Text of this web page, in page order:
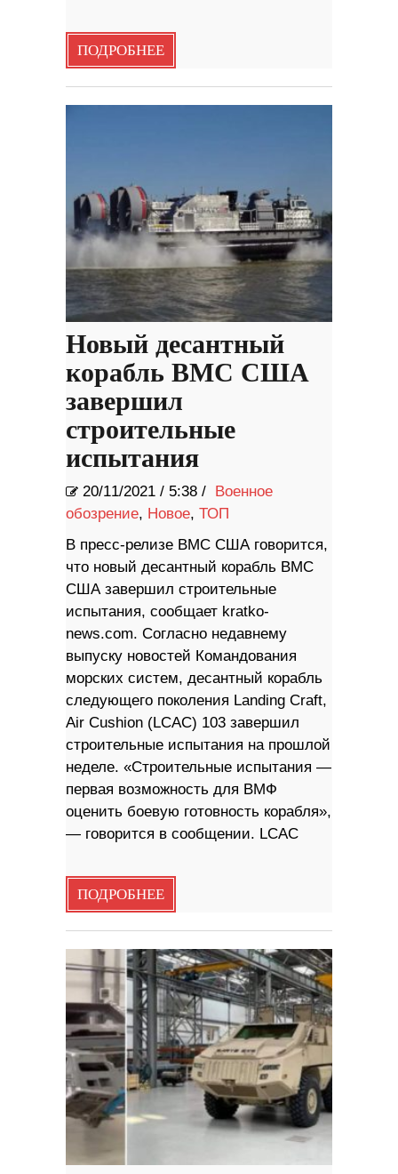
ПОДРОБНЕЕ
Новый десантный
корабль ВМС США
завершил
строительные
испытания
20/11/2021 / 5:38 / Военное
обозрение, Новое, ТОП
В пресс-релизе ВМС США говорится,
что новый десантный корабль ВМС
США завершил строительные
испытания, сообщает kratko-
news.com. Согласно недавнему
выпуску новостей Командования
морских систем, десантный корабль
следующего поколения Landing Craft,
Air Cushion (LCAC) 103 завершил
строительные испытания на прошлой
неделе. «Строительные испытания —
первая возможность для ВМФ
оценить боевую готовность корабля»,
— говорится в сообщении. LCAC
ПОДРОБНЕЕ